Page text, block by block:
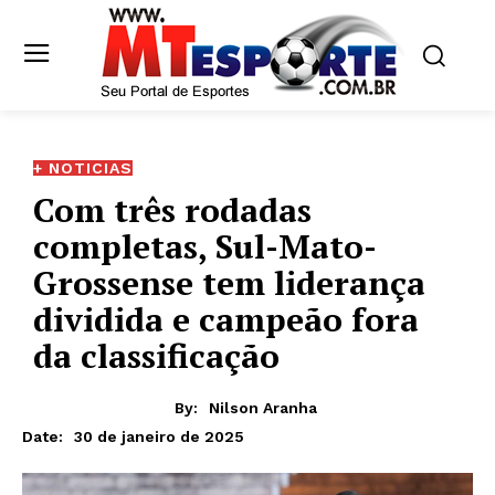
+ NOTICIAS
Com três rodadas
completas, Sul-Mato-
Grossense tem liderança
dividida e campeão fora
da classificação
By:
Nilson Aranha
Date:
30 de janeiro de 2025